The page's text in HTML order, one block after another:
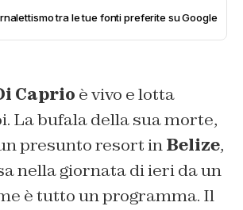
tra le tue fonti preferite su Google
Caprio è vivo e lotta
La bufala della sua morte,
presunto resort inBelize,
nella giornata di ieri da un
è tutto un programma. Il